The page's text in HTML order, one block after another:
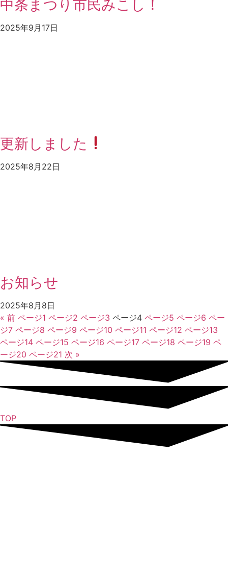
中条まつり市民みこし！
2025年9月17日
更新しました
2025年8月22日
お知らせ
2025年8月8日
« 前 ページ1 ページ2 ページ3 ページ4 ページ5 ページ6 ペー
ジ7 ページ8 ページ9 ページ10 ページ11 ページ12 ページ13
ページ14 ページ15 ページ16 ページ17 ページ18 ページ19 ペ
ージ20 ページ21 次 »
TOP